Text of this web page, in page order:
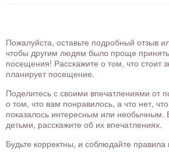
Пожалуйста, оставьте подробный отзыв
чтобы другим людям было проще
посещения! Расскажите о том, что стоит
планирует посещение.
Поделитесь с своими впечатлениями от
о том, что вам понравилось, а что нет,
показалось интересным или необычным.
детьми, расскажите об их впечатлениях.
Будьте корректны, и соблюдайте правила